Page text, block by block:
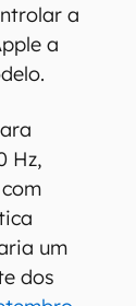
a
a
Hz,
um
dos